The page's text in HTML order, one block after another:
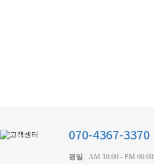
070-4367-3370
평일 : AM 10:00 - PM 06:00